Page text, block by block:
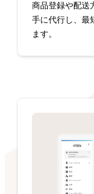
商品登録や配送
手に代行し、最
ます。